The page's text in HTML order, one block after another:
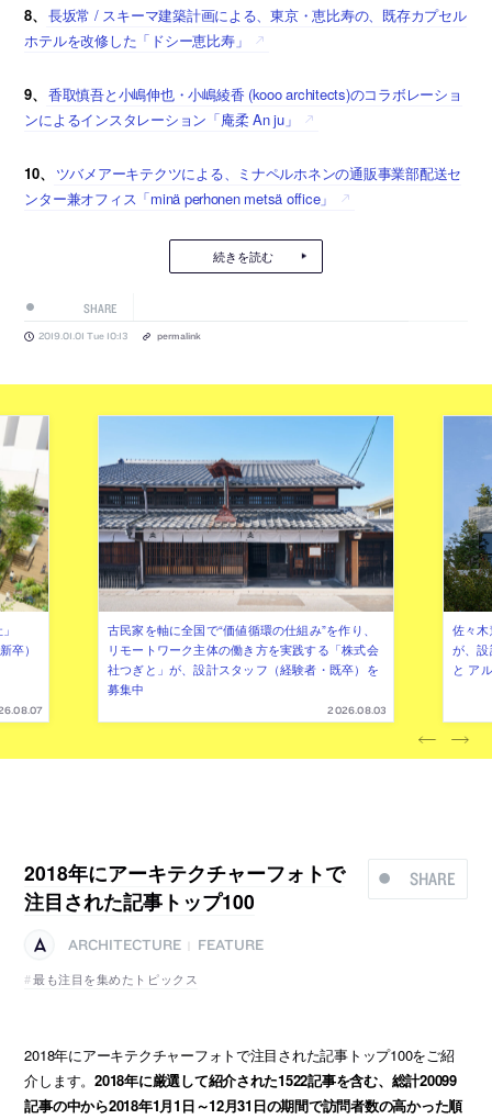
8、 長坂常 / スキーマ建築計画による、東京・恵比寿の、既存カプセル
ホテルを改修した「ドシー恵比寿」
9、 香取慎吾と小嶋伸也・小嶋綾香 (kooo architects)のコラボレーショ
ンによるインスタレーション「庵柔 An ju」
10、
ツバメアーキテクツによる、ミナペルホネンの通販事業部配送セ
ンター兼オフィス「minä perhonen metsä office」
続きを読む
SHARE
2019.01.01 Tue 10:13 permalink
卒）
古民家を軸に全国で“価値循環の仕組み”を作り、
リモートワーク主体の働き方を実践する「株式会
社つぎと」が、設計スタッフ（経験者・既卒）を
募集中
2026.08.03
佐々
が、
と ア
SHARE
2018年にアーキテクチャーフォトで
注目された記事トップ100
ARCHITECTURE
FEATURE
最も注目を集めたトピックス
2018年にアーキテクチャーフォトで注目された記事トップ100をご紹
介します。2018年に厳選して紹介された1522記事を含む、総計20099
記事の中から2018年1月1日～12月31日の期間で訪問者数の高かった順